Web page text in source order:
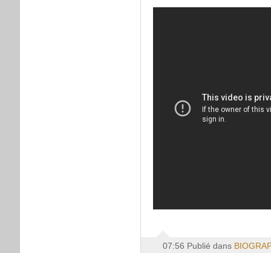
07:56 Publié dans